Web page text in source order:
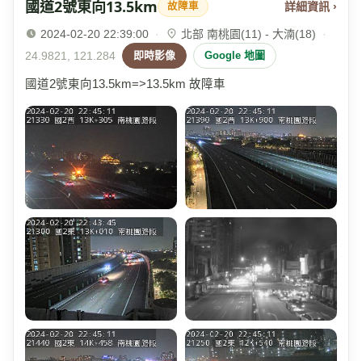
國道2號東向13.5km 故障車 詳細資訊 ›
2024-02-20 22:39:00 · 北部 南桃園(11) - 大湳(18)
·
24.9821, 121.284
即時影像 Google 地圖
國道2號東向13.5km=>13.5km 故障車